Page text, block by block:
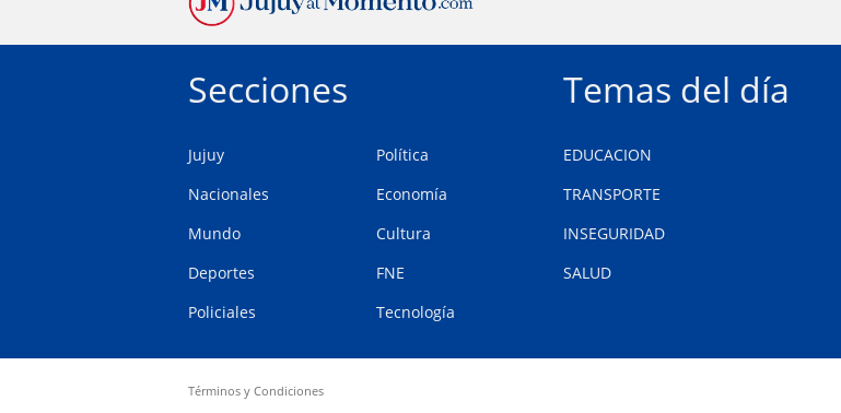
Secciones
Jujuy
Nacionales
Mundo
Deportes
Policiales
Política
Economía
Cultura
FNE
Tecnología
Temas del día
EDUCACION
TRANSPORTE
INSEGURIDAD
SALUD
Términos y Condiciones